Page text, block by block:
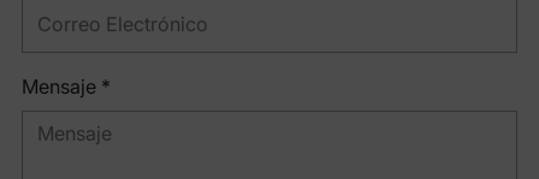
Mensaje *